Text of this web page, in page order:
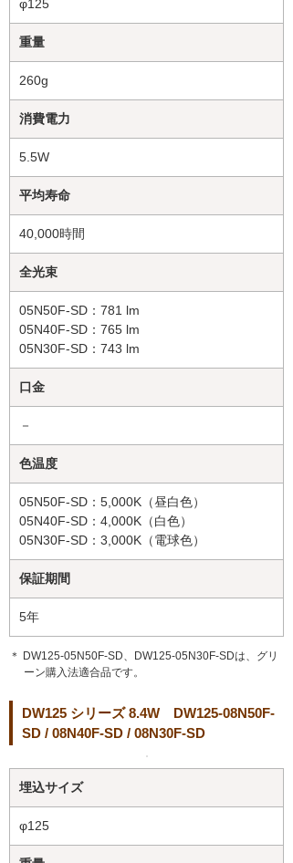
φ125
重量
260g
消費電力
5.5W
平均寿命
40,000時間
全光束
05N50F-SD：781 lm
05N40F-SD：765 lm
05N30F-SD：743 lm
口金
－
色温度
05N50F-SD：5,000K（昼白色）
05N40F-SD：4,000K（白色）
05N30F-SD：3,000K（電球色）
保証期間
5年
＊ DW125-05N50F-SD、DW125-05N30F-SDは、グリ
ーン購入法適合品です。
DW125 シリーズ 8.4W DW125-08N50F-
SD / 08N40F-SD / 08N30F-SD
埋込サイズ
φ125